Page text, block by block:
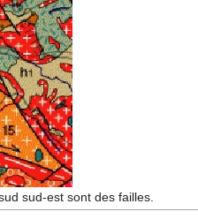
sud-est sont des failles.